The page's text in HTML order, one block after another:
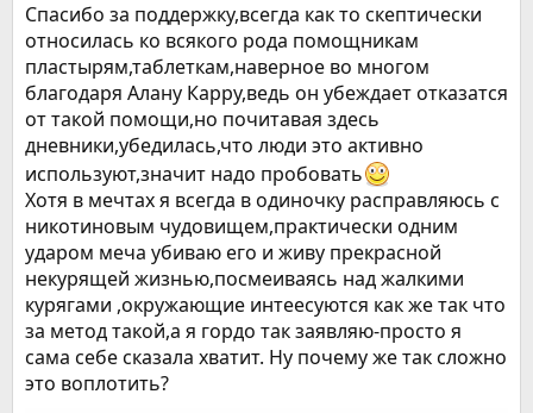
Спасибо за поддержку,всегда как то скептически
относилась ко всякого рода помощникам
пластырям,таблеткам,наверное во многом
благодаря Алану Карру,ведь он убеждает отказатся
от такой помощи,но почитавая здесь
дневники,убедилась,что люди это активно
используют,значит надо пробовать
Хотя в мечтах я всегда в одиночку расправляюсь с
никотиновым чудовищем,практически одним
ударом меча убиваю его и живу прекрасной
некурящей жизнью,посмеиваясь над жалкими
курягами ,окружающие интеесуются как же так что
за метод такой,а я гордо так заявляю-просто я
сама себе сказала хватит. Ну почему же так сложно
это воплотить?